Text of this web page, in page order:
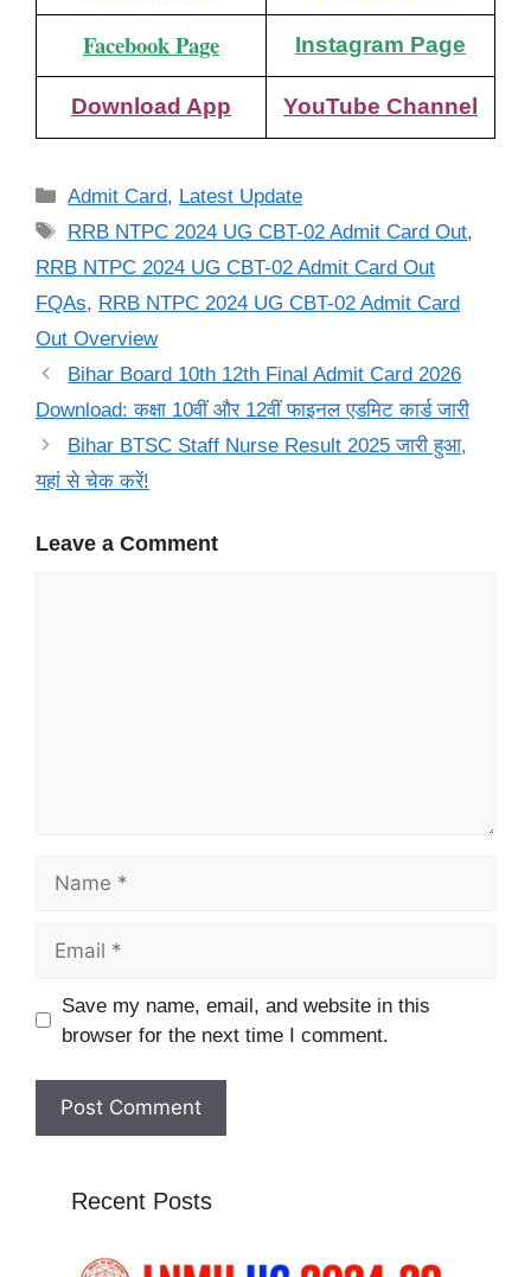
Facebook Page Instagram Page
Download App YouTube Channel
Categories
Admit Card, Latest Update
Tags
RRB NTPC 2024 UG CBT-02 Admit Card Out,
RRB NTPC 2024 UG CBT-02 Admit Card Out
FQAs, RRB NTPC 2024 UG CBT-02 Admit Card
Out Overview
Bihar Board 10th 12th Final Admit Card 2026
Download: कक्षा 10वीं और 12वीं फाइनल एडमिट कार्ड जारी
Bihar BTSC Staff Nurse Result 2025 जारी हुआ,
यहां से चेक करें!
Leave a Comment
Name
Email
Website
Save my name, email, and website in this
browser for the next time I comment.
Recent Posts